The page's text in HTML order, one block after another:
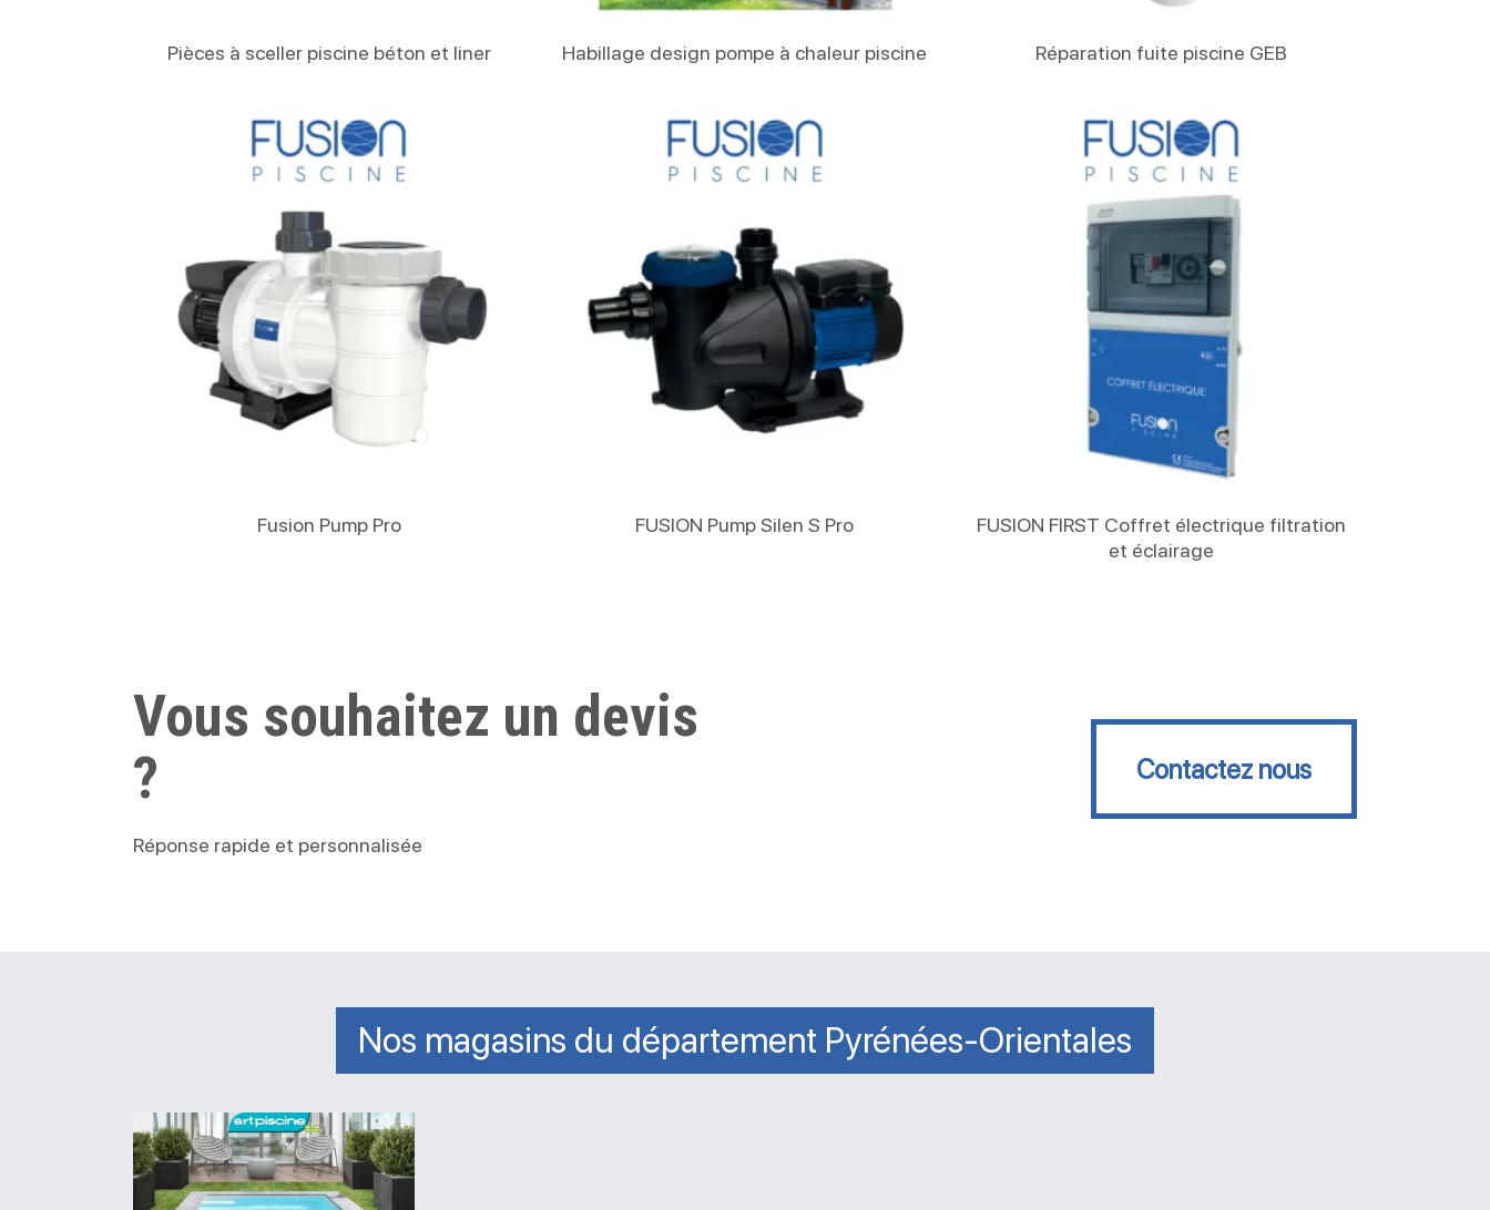
Pièces à sceller piscine béton et liner Habillage design pompe à chaleur piscine Réparation fuite piscine GEB
Fusion Pump Pro FUSION Pump Silen S Pro
FUSION FIRST Coffret électrique filtration
et éclairage
Vous souhaitez un devis
?
Réponse rapide et personnalisée
Contactez nous
Contactez nous
Nos magasins du département Pyrénées-Orientales
Magasin
Art
Piscine